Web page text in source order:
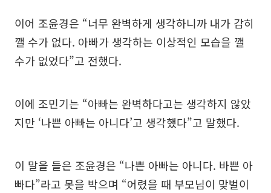
이어 조윤경은 “너무 완벽하게 생각하니까 내가 감히
깰 수가 없다. 아빠가 생각하는 이상적인 모습을 깰
수가 없었다”고 전했다.
이에 조민기는 “아빠는 완벽하다고는 생각하지 않았
지만 ‘나쁜 아빠는 아니다’고 생각했다”고 말했다.
이 말을 들은 조윤경은 “나쁜 아빠는 아니다. 바쁜 아
빠다”라고 못을 박으며 “어렸을 때 부모님이 맞벌이